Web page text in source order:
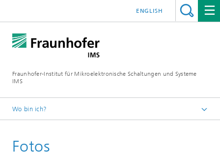
Fraunhofer-Institut für Mikroelektronische Schaltungen und Systeme
IMS
ENGLISH
Wo bin ich?
Fotos